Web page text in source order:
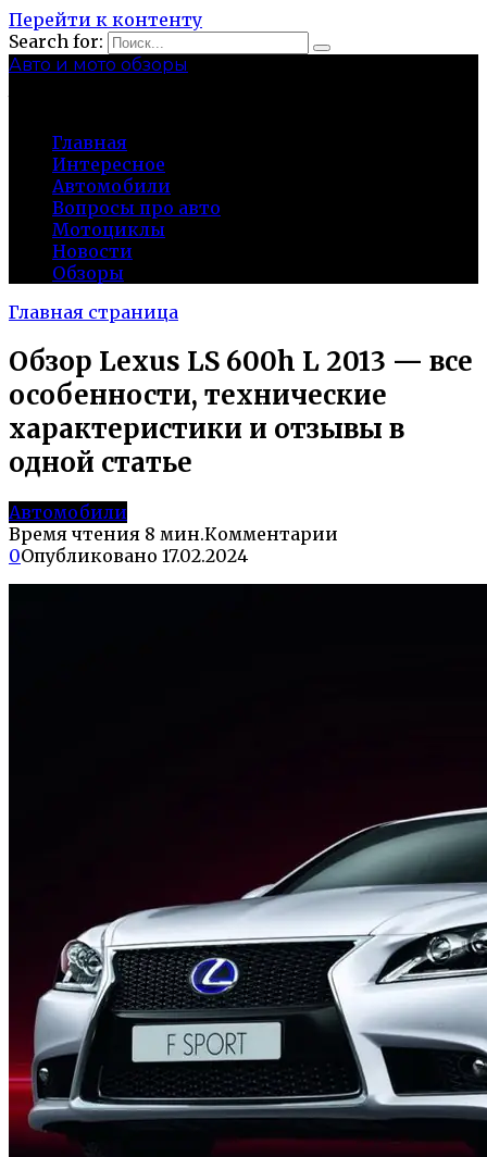
Перейти к контенту
Search for:
Авто и мото обзоры
Главная
Интересное
Автомобили
Вопросы про авто
Мотоциклы
Новости
Обзоры
Главная страница
Обзор Lexus LS 600h L 2013 — все
особенности, технические
характеристики и отзывы в
одной статье
Автомобили
Время чтения 8 мин.Комментарии
0Опубликовано 17.02.2024